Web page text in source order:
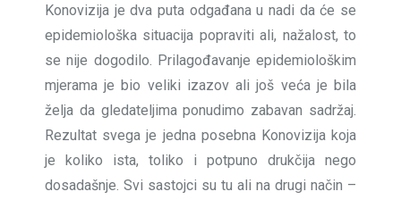
Konovizija je dva puta odgađana u nadi da će se
epidemiološka situacija popraviti ali, nažalost, to
se nije dogodilo. Prilagođavanje epidemiološkim
mjerama je bio veliki izazov ali još veća je bila
želja da gledateljima ponudimo zabavan sadržaj.
Rezultat svega je jedna posebna Konovizija koja
je koliko ista, toliko i potpuno drukčija nego
dosadašnje. Svi sastojci su tu ali na drugi način –